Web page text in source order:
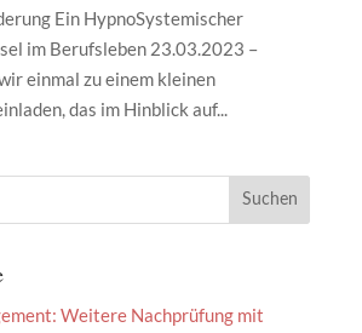
Ein HypnoSystemischer
im Berufsleben 23.03.2023 –
einmal zu einem kleinen
das im Hinblick auf...
Weitere Nachprüfung mit